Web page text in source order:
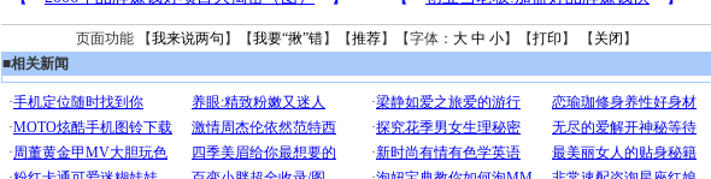
页面功能 【我来说两句 】【我要“揪”错】【推荐】【字体： 大 中 小】【打印 】 【 关闭 】
■相关新闻